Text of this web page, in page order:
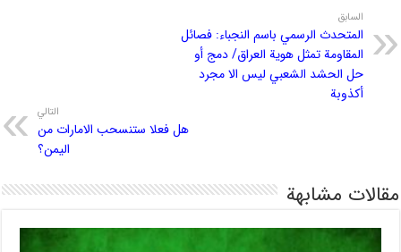
السابق
المتحدث الرسمي باسم النجباء: فصائل
المقاومة تمثل هوية العراق/ دمج أو
حل الحشد الشعبي ليس الا مجرد
أكذوبة
التالي
هل فعلا ستنسحب الامارات من
اليمن؟
مقالات مشابهة